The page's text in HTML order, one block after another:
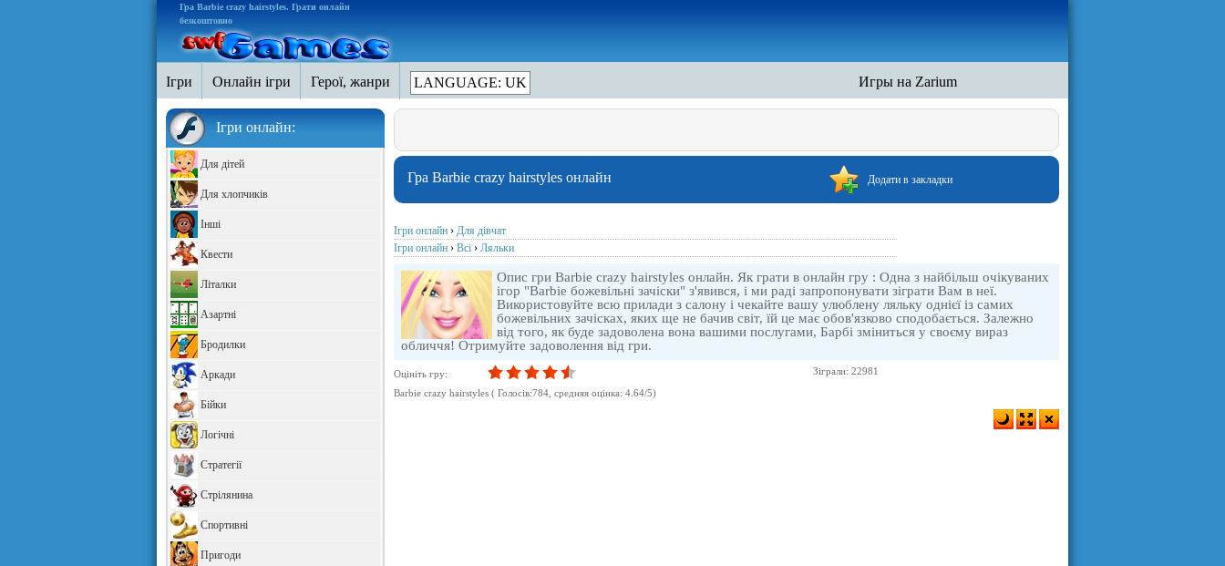
Гра Barbie crazy hairstyles. Грати онлайн
безкоштовно
Ігри Онлайн ігри Герої, жанри LANGUAGE: UK Игры на Zarium
Ігри онлайн:
Для дітей
Для хлопчиків
Інші
Квести
Літалки
Азартні
Бродилки
Аркади
Бійки
Логічні
Стратегії
Стрілянина
Спортивні
Пригоди
Додати в закладки
Гра Barbie crazy hairstyles онлайн
Ігри онлайн › Для дівчат
Ігри онлайн › Всі › Ляльки
Опис гри Barbie crazy hairstyles онлайн. Як грати в онлайн гру : Одна з найбільш очікуваних
ігор "Barbie божевільні зачіски" з'явився, і ми раді запропонувати зіграти Вам в неї.
Використовуйте всю прилади з салону і чекайте вашу улюблену ляльку однієї із самих
божевільних зачісках, яких ще не бачив світ, їй це має обов'язково сподобається. Залежно
від того, як буде задоволена вона вашими послугами, Барбі зміниться у своєму вираз
обличчя! Отримуйте задоволення від гри.
Оцініть гру:
Зіграли: 22981
Barbie crazy hairstyles ( Голосів:784 , cредняя оцінка: 4.64/5)